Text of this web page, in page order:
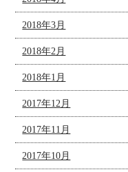
2018年3月
2018年2月
2018年1月
2017年12月
2017年11月
2017年10月